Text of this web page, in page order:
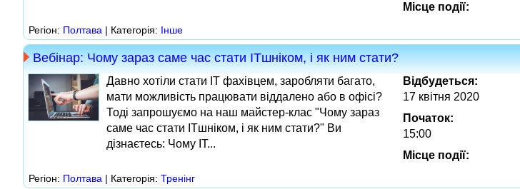
Місце події:
Регіон: Полтава | Категорія: Інше
Вебінар: Чому зараз саме час стати ITшніком, і як ним стати?
Давно хотіли стати IT фахівцем, заробляти багато,
мати можливість працювати віддалено або в офісі?
Тоді запрошуємо на наш майстер-клас "Чому зараз
саме час стати ITшніком, і як ним стати?" Ви
дізнаєтесь: Чому IT...
Відбудеться:
17 квітня 2020
Початок:
15:00
Місце події:
Регіон: Полтава | Категорія: Тренінг